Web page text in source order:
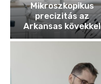
Mikroszkopikus
precizitás az
Arkansas kövekkel